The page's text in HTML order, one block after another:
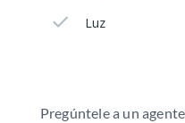
Luz
Pregúntele a un